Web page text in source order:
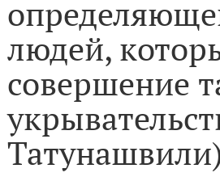
людей,
совершение